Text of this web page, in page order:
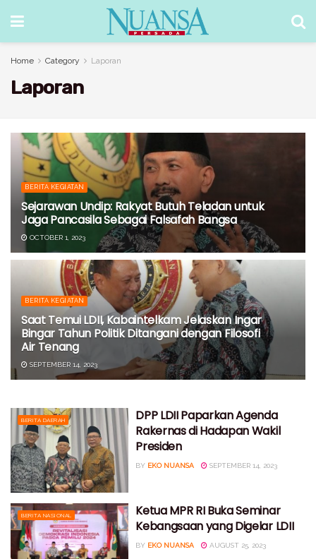
Home Category Laporan
Laporan
BERITA KEGIATAN
Sejarawan Undip: Rakyat Butuh Teladan untuk
Jaga Pancasila Sebagai Falsafah Bangsa
OCTOBER 1, 2023
BERITA KEGIATAN
Saat Temui LDII, Kabaintelkam Jelaskan Ingar
Bingar Tahun Politik Ditangani dengan Filosofi
Air Tenang
SEPTEMBER 14, 2023
BERITA DAERAH
DPP LDII Paparkan Agenda
Rakernas di Hadapan Wakil
Presiden
BY EKO NUANSA SEPTEMBER 14, 2023
BERITA NASIONAL
Ketua MPR RI Buka Seminar
Kebangsaan yang Digelar LDII
BY EKO NUANSA AUGUST 25, 2023